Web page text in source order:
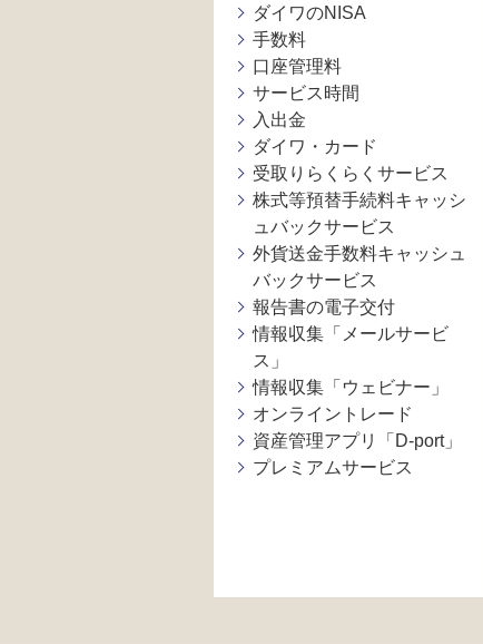
ダイワのNISA
手数料
口座管理料
サービス時間
入出金
ダイワ・カード
受取りらくらくサービス
株式等預替手続料キャッシ
ュバックサービス
外貨送金手数料キャッシュ
バックサービス
報告書の電子交付
情報収集「メールサービ
ス」
情報収集「ウェビナー」
オンライントレード
資産管理アプリ「D-port」
プレミアムサービス